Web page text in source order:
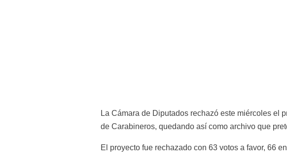
La Cámara de Diputados rechazó este miércoles el
de Carabineros, quedando así como archivo que
El proyecto fue rechazado con 63 votos a favor, 66